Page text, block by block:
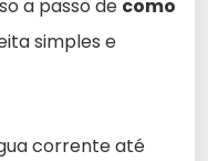
a passo de como
simples e
corrente até